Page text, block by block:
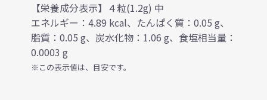
【栄養成分表示】４粒(1.2g) 中
エネルギー：4.89 kcal、たんぱく質：0.05 g、
脂質：0.05 g、炭水化物：1.06 g、食塩相当量：
0.0003 g
※この表示値は、目安です。